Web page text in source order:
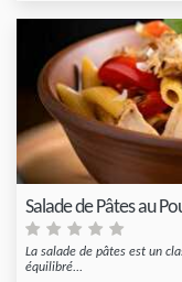
Salade de Pâtes au
La salade de pâtes est un
équilibré...